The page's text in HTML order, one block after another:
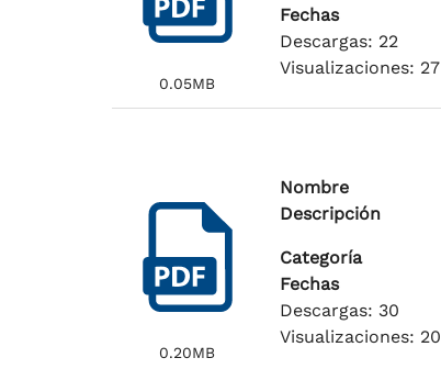
0.05MB
Fechas
Descargas: 22
Visualizaciones: 27
0.20MB
Nombre
Descripción
Categoría
Fechas
Descargas: 30
Visualizaciones: 20